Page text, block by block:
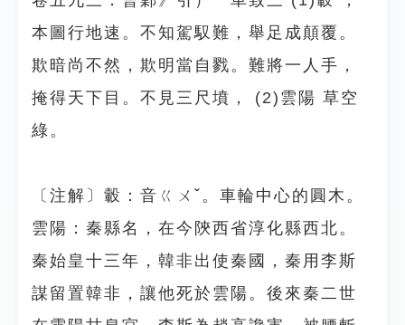
本圖行地速。不知駕馭難，舉足成顛覆。
欺暗尚不然，欺明當自戮。難將一人手，
掩得天下目。不見三尺墳， (2)雲陽 草空
綠。
〔注解〕轂：音ㄍㄨˇ。車輪中心的圓木。
雲陽：秦縣名，在今陝西省淳化縣西北。
秦始皇十三年，韓非出使秦國，秦用李斯
謀留置韓非，讓他死於雲陽。後來秦二世